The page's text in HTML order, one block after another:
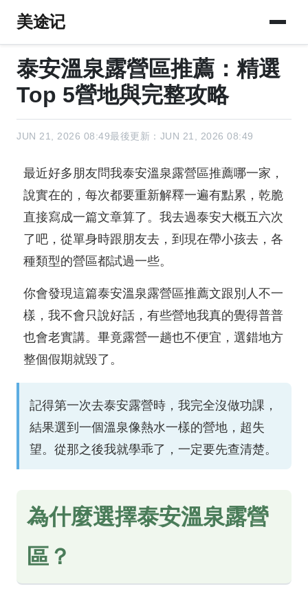
美途记
泰安溫泉露營區推薦：精選
Top 5營地與完整攻略
JUN 21, 2026 08:49最後更新：JUN 21, 2026 08:49
最近好多朋友問我泰安溫泉露營區推薦哪一家，
說實在的，每次都要重新解釋一遍有點累，乾脆
直接寫成一篇文章算了。我去過泰安大概五六次
了吧，從單身時跟朋友去，到現在帶小孩去，各
種類型的營區都試過一些。
你會發現這篇泰安溫泉露營區推薦文跟別人不一
樣，我不會只說好話，有些營地我真的覺得普普
也會老實講。畢竟露營一趟也不便宜，選錯地方
整個假期就毀了。
記得第一次去泰安露營時，我完全沒做功課，
結果選到一個溫泉像熱水一樣的營地，超失
望。從那之後我就學乖了，一定要先查清楚。
為什麼選擇泰安溫泉露營
區？